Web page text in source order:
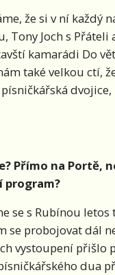
že si v ní každý
Joch s
kamarádi Do
také velkou ctí,
na Portě,
program?
s Rubínou
se probojovat dál
vystoupení přišlo
dua